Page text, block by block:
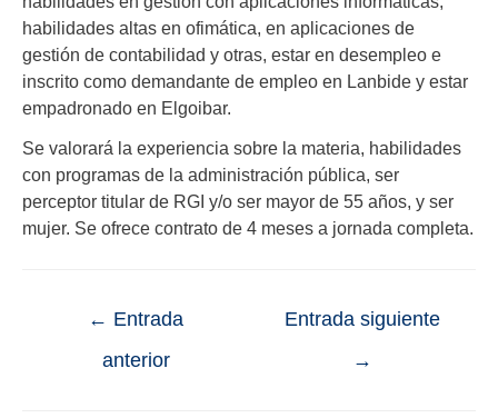
habilidades altas en ofimática, en aplicaciones de
gestión de contabilidad y otras, estar en desempleo e
inscrito como demandante de empleo en Lanbide y estar
empadronado en Elgoibar.
Se valorará la experiencia sobre la materia, habilidades
con programas de la administración pública, ser
perceptor titular de RGI y/o ser mayor de 55 años, y ser
mujer. Se ofrece contrato de 4 meses a jornada completa.
← Entrada
anterior
Entrada siguiente
→